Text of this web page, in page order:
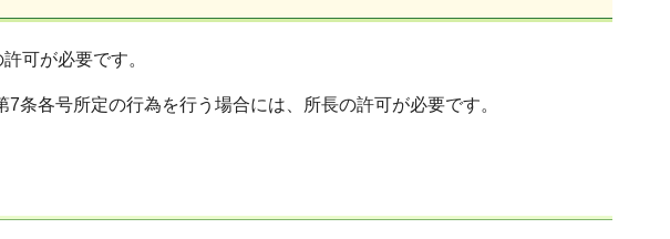
可が必要です。
条各号所定の行為を行う場合には、所長の許可が必要です。